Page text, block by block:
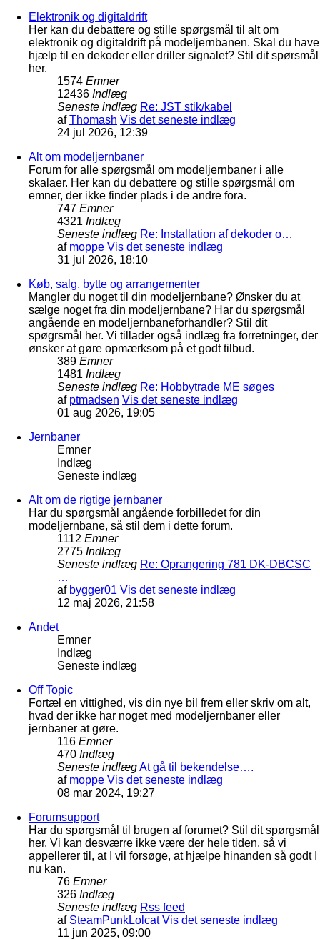
Elektronik og digitaldrift
Her kan du debattere og stille spørgsmål til alt om
elektronik og digitaldrift på modeljernbanen. Skal du have
hjælp til en dekoder eller driller signalet? Stil dit spørsmål
her.
1574 Emner
12436 Indlæg
Seneste indlæg Re: JST stik/kabel
afThomash Vis det seneste indlæg
24 jul 2026, 12:39
Alt om modeljernbaner
Forum for alle spørgsmål om modeljernbaner i alle
skalaer. Her kan du debattere og stille spørgsmål om
emner, der ikke finder plads i de andre fora.
747 Emner
4321 Indlæg
Seneste indlæg Re: Installation af dekoder o…
af moppe Vis det seneste indlæg
31 jul 2026, 18:10
Køb, salg, bytte og arrangementer
Mangler du noget til din modeljernbane? Ønsker du at
sælge noget fra din modeljernbane? Har du spørgsmål
angående en modeljernbaneforhandler? Stil dit
spøgrsmål her. Vi tillader også indlæg fra forretninger, der
ønsker at gøre opmærksom på et godt tilbud.
389 Emner
1481 Indlæg
Seneste indlæg Re: Hobbytrade ME søges
af ptmadsen Vis det seneste indlæg
01 aug 2026, 19:05
Jernbaner
Emner
Indlæg
Seneste indlæg
Alt om de rigtige jernbaner
Har du spørgsmål angående forbilledet for din
modeljernbane, så stil dem i dette forum.
1112 Emner
2775 Indlæg
Seneste indlæg Re: Oprangering 781 DK-DBCSC
…
af bygger01 Vis det seneste indlæg
12 maj 2026, 21:58
Andet
Emner
Indlæg
Seneste indlæg
Off Topic
Fortæl en vittighed, vis din nye bil frem eller skriv om alt,
hvad der ikke har noget med modeljernbaner eller
jernbaner at gøre.
116 Emner
470 Indlæg
Seneste indlægAt gå til bekendelse….
af moppe Vis det seneste indlæg
08 mar 2024, 19:27
Forumsupport
Har du spørgsmål til brugen af forumet? Stil dit spørgsmål
her. Vi kan desværre ikke være der hele tiden, så vi
appellerer til, at I vil forsøge, at hjælpe hinanden så godt I
nu kan.
76 Emner
326 Indlæg
Seneste indlæg Rss feed
af SteamPunkLolcat Vis det seneste indlæg
11 jun 2025, 09:00